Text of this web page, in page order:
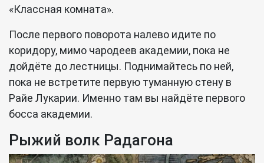
«Классная комната».
После первого поворота налево идите по
коридору, мимо чародеев академии, пока не
дойдёте до лестницы. Поднимайтесь по ней,
пока не встретите первую туманную стену в
Райе Лукарии. Именно там вы найдёте первого
босса академии.
Рыжий волк Радагона